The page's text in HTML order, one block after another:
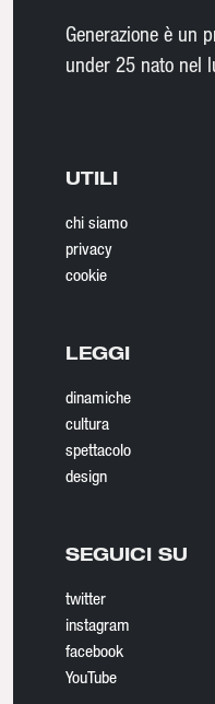
Generazione è un
under 25 nato nel
UTILI
chi siamo
privacy
cookie
LEGGI
dinamiche
cultura
spettacolo
design
SEGUICI SU
twitter
instagram
facebook
YouTube